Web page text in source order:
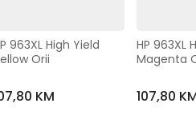
963XL High Yield
Orii
KM
HP 963XL
Magenta
107,80